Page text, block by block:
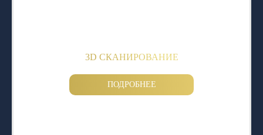
3D СКАНИРОВАНИЕ
ПОДРОБНЕЕ